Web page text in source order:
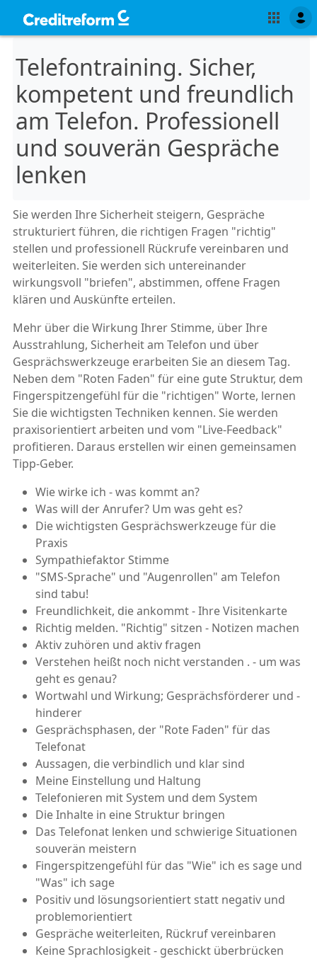
Telefontraining. Sicher,
kompetent und freundlich
am Telefon. Professionell
und souverän Gespräche
lenken
Sie werden Ihre Sicherheit steigern, Gespräche
strukturiert führen, die richtigen Fragen "richtig"
stellen und professionell Rückrufe vereinbaren und
weiterleiten. Sie werden sich untereinander
wirkungsvoll "briefen", abstimmen, offene Fragen
klären und Auskünfte erteilen.
Mehr über die Wirkung Ihrer Stimme, über Ihre
Ausstrahlung, Sicherheit am Telefon und über
Gesprächswerkzeuge erarbeiten Sie an diesem Tag.
Neben dem "Roten Faden" für eine gute Struktur, dem
Fingerspitzengefühl für die "richtigen" Worte, lernen
Sie die wichtigsten Techniken kennen. Sie werden
praxisorientiert arbeiten und vom "Live-Feedback"
profitieren. Daraus erstellen wir einen gemeinsamen
Tipp-Geber.
Wie wirke ich - was kommt an?
Was will der Anrufer? Um was geht es?
Die wichtigsten Gesprächswerkzeuge für die
Praxis
Sympathiefaktor Stimme
"SMS-Sprache" und "Augenrollen" am Telefon
sind tabu!
Freundlichkeit, die ankommt - Ihre Visitenkarte
Richtig melden. "Richtig" sitzen - Notizen machen
Aktiv zuhören und aktiv fragen
Verstehen heißt noch nicht verstanden . - um was
geht es genau?
Wortwahl und Wirkung; Gesprächsförderer und -
hinderer
Gesprächsphasen, der "Rote Faden" für das
Telefonat
Aussagen, die verbindlich und klar sind
Meine Einstellung und Haltung
Telefonieren mit System und dem System
Die Inhalte in eine Struktur bringen
Das Telefonat lenken und schwierige Situationen
souverän meistern
Fingerspitzengefühl für das "Wie" ich es sage und
"Was" ich sage
Positiv und lösungsorientiert statt negativ und
problemorientiert
Gespräche weiterleiten, Rückruf vereinbaren
Keine Sprachlosigkeit - geschickt überbrücken